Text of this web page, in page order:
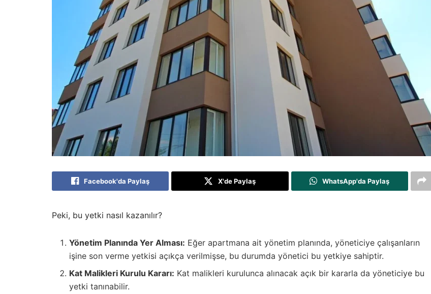
Facebook'da Paylaş X'de Paylaş WhatsApp'da Paylaş
Peki, bu yetki nasıl kazanılır?
Yönetim Planında Yer Alması: Eğer apartmana ait yönetim planında, yöneticiye çalışanların
işine son verme yetkisi açıkça verilmişse, bu durumda yönetici bu yetkiye sahiptir.
Kat Malikleri Kurulu Kararı: Kat malikleri kurulunca alınacak açık bir kararla da yöneticiye bu
yetki tanınabilir.